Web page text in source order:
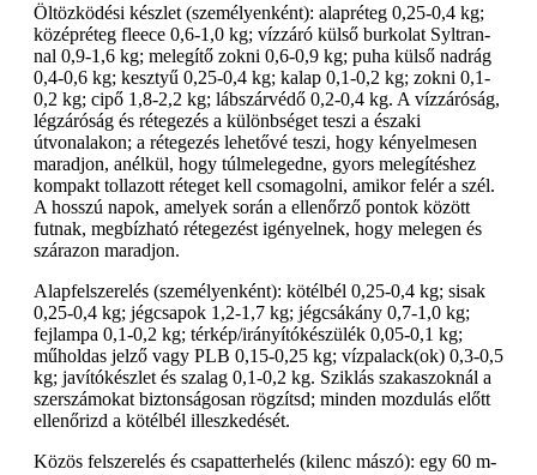
Öltözködési készlet (személyenként): alapréteg 0,25-0,4 kg;
középréteg fleece 0,6-1,0 kg; vízzáró külső burkolat Syltran-
nal 0,9-1,6 kg; melegítő zokni 0,6-0,9 kg; puha külső nadrág
0,4-0,6 kg; kesztyű 0,25-0,4 kg; kalap 0,1-0,2 kg; zokni 0,1-
0,2 kg; cipő 1,8-2,2 kg; lábszárvédő 0,2-0,4 kg. A vízzáróság,
légzáróság és rétegezés a különbséget teszi a északi
útvonalakon; a rétegezés lehetővé teszi, hogy kényelmesen
maradjon, anélkül, hogy túlmelegedne, gyors melegítéshez
kompakt tollazott réteget kell csomagolni, amikor felér a szél.
A hosszú napok, amelyek során a ellenőrző pontok között
futnak, megbízható rétegezést igényelnek, hogy melegen és
szárazon maradjon.
Alapfelszerelés (személyenként): kötélbél 0,25-0,4 kg; sisak
0,25-0,4 kg; jégcsapok 1,2-1,7 kg; jégcsákány 0,7-1,0 kg;
fejlampa 0,1-0,2 kg; térkép/irányítókészülék 0,05-0,1 kg;
műholdas jelző vagy PLB 0,15-0,25 kg; vízpalack(ok) 0,3-0,5
kg; javítókészlet és szalag 0,1-0,2 kg. Sziklás szakaszoknál a
szerszámokat biztonságosan rögzítsd; minden mozdulás előtt
ellenőrizd a kötélbél illeszkedését.
Közös felszerelés és csapatterhelés (kilenc mászó): egy 60 m-